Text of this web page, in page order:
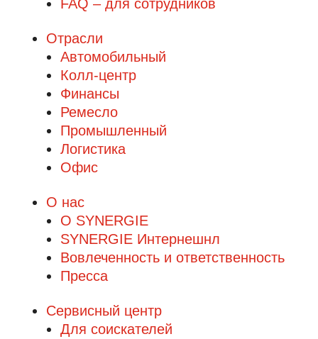
FAQ – для сотрудников
Отрасли
Автомобильный
Колл-центр
Финансы
Ремесло
Промышленный
Логистика
Офис
О нас
О SYNERGIE
SYNERGIE Интернешнл
Вовлеченность и ответственность
Пресса
Сервисный центр
Для соискателей